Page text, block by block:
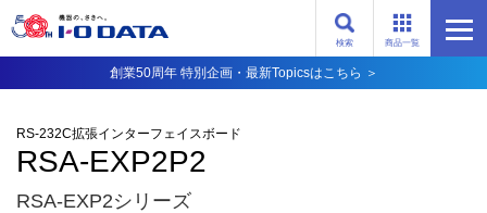
商品一覧
検索
創業50周年 特別企画・最新Topicsはこちら ＞
RS-232C拡張インターフェイスボード
RSA-EXP2P2
RSA-EXP2シリーズ